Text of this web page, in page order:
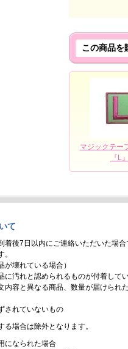
この商品を
マジックテー
『L』
て
着後7日以内にご連絡いただいた場
が壊れている場合）
に汚れと認められるものが付着してい
内容と異なる商品、数量が届けられた
されていないもの
場合は除外となります。
になられた場合